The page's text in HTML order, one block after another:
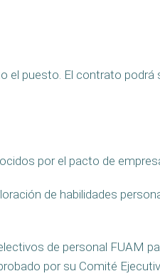
el puesto. El contrato
por el pacto de
de habilidades
de personal FUAM
por su Comité